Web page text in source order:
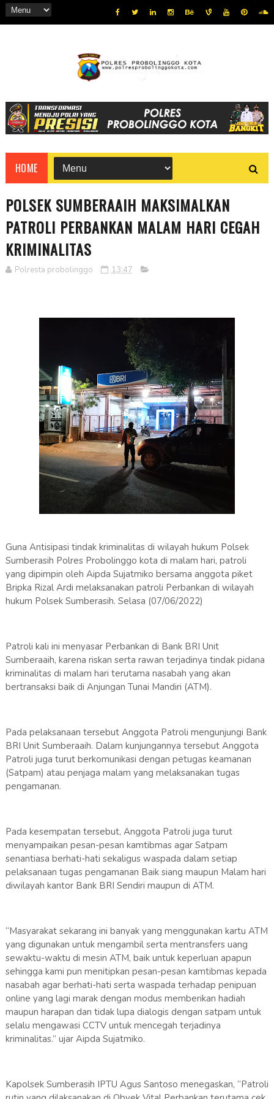
HOME
POLSEK SUMBERAAIH MAKSIMALKAN
PATROLI PERBANKAN MALAM HARI CEGAH
KRIMINALITAS
Polresta probolinggo 13:47
Guna Antisipasi tindak kriminalitas di wilayah hukum Polsek
Sumberasih Polres Probolinggo kota di malam hari, patroli
yang dipimpin oleh Aipda Sujatmiko bersama anggota piket
Bripka Rizal Ardi melaksanakan patroli Perbankan di wilayah
hukum Polsek Sumberasih. Selasa (07/06/2022)
Patroli kali ini menyasar Perbankan di Bank BRI Unit
Sumberaaih, karena riskan serta rawan terjadinya tindak pidana
kriminalitas di malam hari terutama nasabah yang akan
bertransaksi baik di Anjungan Tunai Mandiri (ATM).
Pada pelaksanaan tersebut Anggota Patroli mengunjungi Bank
BRI Unit Sumberaaih. Dalam kunjungannya tersebut Anggota
Patroli juga turut berkomunikasi dengan petugas keamanan
(Satpam) atau penjaga malam yang melaksanakan tugas
pengamanan.
Pada kesempatan tersebut, Anggota Patroli juga turut
menyampaikan pesan-pesan kamtibmas agar Satpam
senantiasa berhati-hati sekaligus waspada dalam setiap
pelaksanaan tugas pengamanan Baik siang maupun Malam hari
diwilayah kantor Bank BRI Sendiri maupun di ATM.
“Masyarakat sekarang ini banyak yang menggunakan kartu ATM
yang digunakan untuk mengambil serta mentransfers uang
sewaktu-waktu di mesin ATM, baik untuk keperluan apapun
sehingga kami pun menitipkan pesan-pesan kamtibmas kepada
nasabah agar berhati-hati serta waspada terhadap penipuan
online yang lagi marak dengan modus memberikan hadiah
maupun harapan dan tidak lupa dialogis dengan satpam untuk
selalu mengawasi CCTV untuk mencegah terjadinya
kriminalitas.” ujar Aipda Sujatmiko.
Kapolsek Sumberasih IPTU Agus Santoso menegaskan, “Patroli